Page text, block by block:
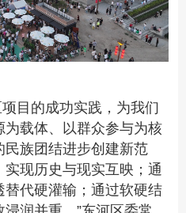
目的成功实践，为我们
载体、以群众参与为核
族团结进步创建新范
现历史与现实互映； 通
代硬灌输； 通过软硬结